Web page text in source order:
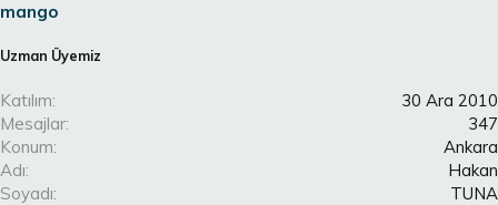
mango
Uzman Üyemiz
Katılım
30 Ara 2010
Mesajlar
347
Konum
Ankara
Adı
Hakan
Soyadı
TUNA